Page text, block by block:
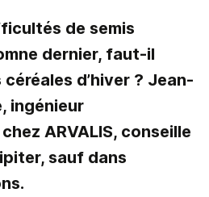
de semis
dernier, faut-il
d’hiver ? Jean-
ingénieur
ARVALIS, conseille
sauf dans